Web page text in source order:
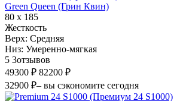
Green Queen (Грин Квин)
80 х 185
Жесткость
Верх: Средняя
Низ: Умеренно-мягкая
5 3отзывов
49300 ₽ 82200 ₽
32900 ₽– вы сэкономите сегодня